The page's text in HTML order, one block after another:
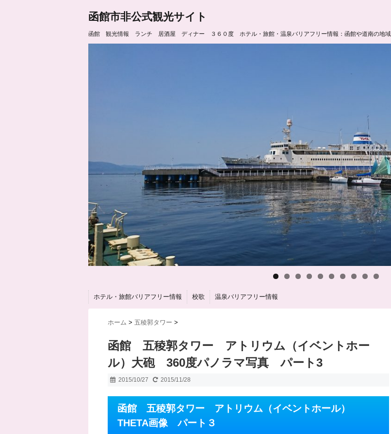
函館市非公式観光サイト
函館 観光情報 ランチ 居酒屋 ディナー ３６０度 ホテル・旅館・温泉バリアフリー情報：函館や道南の地域
ホテル・旅館バリアフリー情報 校歌 温泉バリアフリー情報
ホーム > 五稜郭タワー >
函館 五稜郭タワー アトリウム（イベントホー
ル）大砲 360度パノラマ写真 パート3
2015/10/27 2015/11/28
函館 五稜郭タワー アトリウム（イベントホール）
THETA画像 パート３